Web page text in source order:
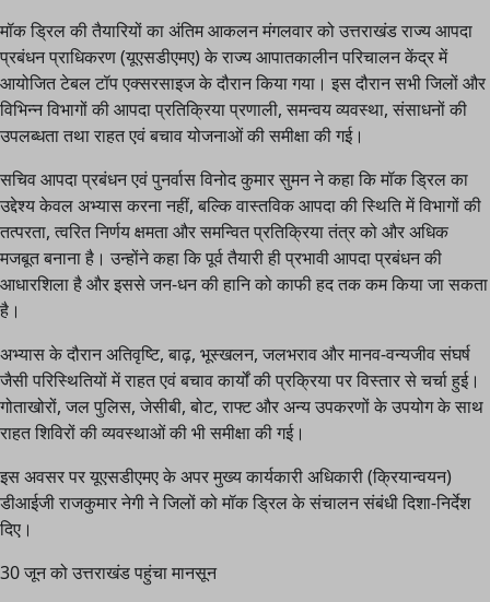
मॉक ड्रिल की तैयारियों का अंतिम आकलन मंगलवार को उत्तराखंड राज्य आपदा
प्रबंधन प्राधिकरण (यूएसडीएमए) के राज्य आपातकालीन परिचालन केंद्र में
आयोजित टेबल टॉप एक्सरसाइज के दौरान किया गया। इस दौरान सभी जिलों और
विभिन्न विभागों की आपदा प्रतिक्रिया प्रणाली, समन्वय व्यवस्था, संसाधनों की
उपलब्धता तथा राहत एवं बचाव योजनाओं की समीक्षा की गई।
सचिव आपदा प्रबंधन एवं पुनर्वास विनोद कुमार सुमन ने कहा कि मॉक ड्रिल का
उद्देश्य केवल अभ्यास करना नहीं, बल्कि वास्तविक आपदा की स्थिति में विभागों की
तत्परता, त्वरित निर्णय क्षमता और समन्वित प्रतिक्रिया तंत्र को और अधिक
मजबूत बनाना है। उन्होंने कहा कि पूर्व तैयारी ही प्रभावी आपदा प्रबंधन की
आधारशिला है और इससे जन-धन की हानि को काफी हद तक कम किया जा सकता
है।
अभ्यास के दौरान अतिवृष्टि, बाढ़, भूस्खलन, जलभराव और मानव-वन्यजीव संघर्ष
जैसी परिस्थितियों में राहत एवं बचाव कार्यों की प्रक्रिया पर विस्तार से चर्चा हुई।
गोताखोरों, जल पुलिस, जेसीबी, बोट, राफ्ट और अन्य उपकरणों के उपयोग के साथ
राहत शिविरों की व्यवस्थाओं की भी समीक्षा की गई।
इस अवसर पर यूएसडीएमए के अपर मुख्य कार्यकारी अधिकारी (क्रियान्वयन)
डीआईजी राजकुमार नेगी ने जिलों को मॉक ड्रिल के संचालन संबंधी दिशा-निर्देश
दिए।
30 जून को उत्तराखंड पहुंचा मानसून